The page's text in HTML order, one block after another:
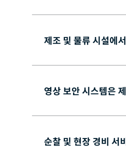
제조 및 물류 시설에
영상 보안 시스템은
순찰 및 현장 경비 서